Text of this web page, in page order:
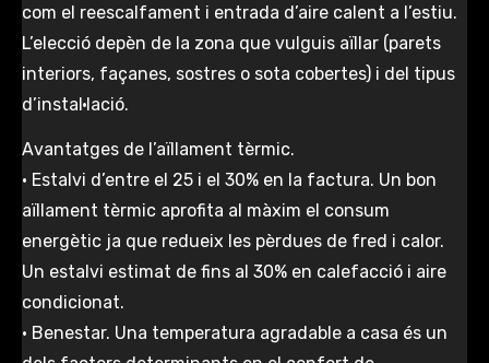
com el reescalfament i entrada d’aire calent a l’estiu.
L’elecció depèn de la zona que vulguis aïllar (parets
interiors, façanes, sostres o sota cobertes) i del tipus
d’instal·lació.
Avantatges de l’aïllament tèrmic.
• Estalvi d’entre el 25 i el 30% en la factura. Un bon
aïllament tèrmic aprofita al màxim el consum
energètic ja que redueix les pèrdues de fred i calor.
Un estalvi estimat de fins al 30% en calefacció i aire
condicionat.
• Benestar. Una temperatura agradable a casa és un